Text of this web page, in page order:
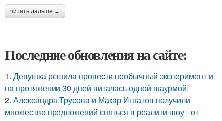
читать дальше →
Последние обновления на сайте:
1. Девушка решила провести необычный эксперимент и
на протяжении 30 дней питалась одной шаурмой.
2. Александра Трусова и Макар Игнатов получили
множество предложений сняться в реалити-шоу - от